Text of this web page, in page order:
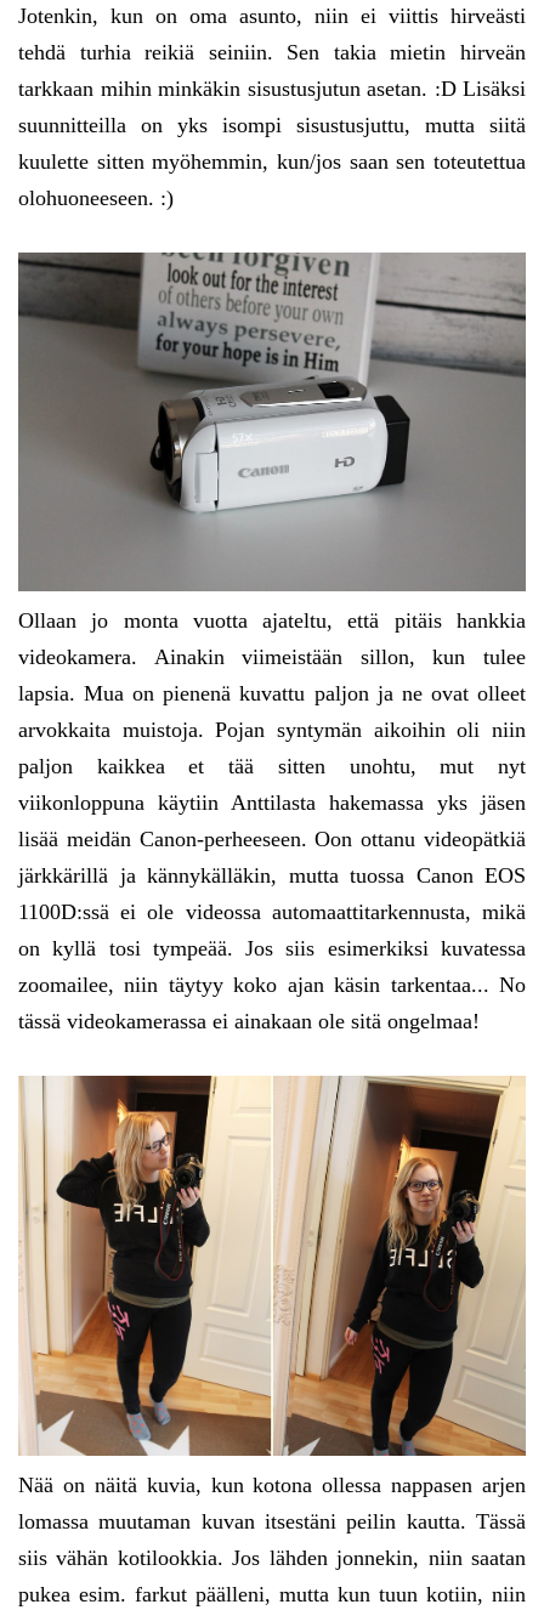
Jotenkin, kun on oma asunto, niin ei viittis hirveästi
tehdä turhia reikiä seiniin. Sen takia mietin hirveän
tarkkaan mihin minkäkin sisustusjutun asetan. :D Lisäksi
suunnitteilla on yks isompi sisustusjuttu, mutta siitä
kuulette sitten myöhemmin, kun/jos saan sen toteutettua
olohuoneeseen. :)
Ollaan jo monta vuotta ajateltu, että pitäis hankkia
videokamera. Ainakin viimeistään sillon, kun tulee
lapsia. Mua on pienenä kuvattu paljon ja ne ovat olleet
arvokkaita muistoja. Pojan syntymän aikoihin oli niin
paljon kaikkea et tää sitten unohtu, mut nyt
viikonloppuna käytiin Anttilasta hakemassa yks jäsen
lisää meidän Canon-perheeseen. Oon ottanu videopätkiä
järkkärillä ja kännykälläkin, mutta tuossa Canon EOS
1100D:ssä ei ole videossa automaattitarkennusta, mikä
on kyllä tosi tympeää. Jos siis esimerkiksi kuvatessa
zoomailee, niin täytyy koko ajan käsin tarkentaa... No
tässä videokamerassa ei ainakaan ole sitä ongelmaa!
Nää on näitä kuvia, kun kotona ollessa nappasen arjen
lomassa muutaman kuvan itsestäni peilin kautta. Tässä
siis vähän kotilookkia. Jos lähden jonnekin, niin saatan
pukea esim. farkut päälleni, mutta kun tuun kotiin, niin